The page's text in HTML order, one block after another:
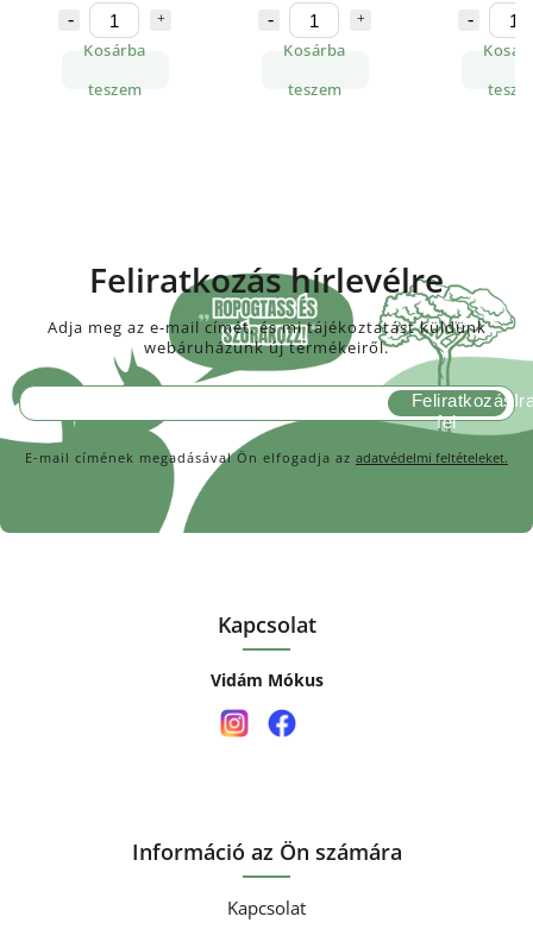
Kosárba
teszem
Kosárba
teszem
Kapcsolat
Vidám Mókus
Információ az Ön számára
Kapcsolat
Feliratkozás hírlevélre
Adja meg az e-mail címét, és mi tájékoztatást küldünk
webáruházunk új termékeiről.
E-mail címének megadásával Ön elfogadja az adatvédelmi feltételeket.
Feliratkozás